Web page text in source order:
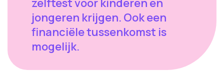
zelftest voor kinderen en
jongeren krijgen. Ook een
financiële tussenkomst is
mogelijk.